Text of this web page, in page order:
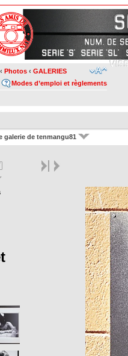
‹ Photos ‹ GALERIES
Modes d’emploi et règlements
galerie de tenmangu81